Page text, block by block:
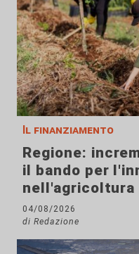
Il finanziamento
Regione:
il bando per
nell'agricoltura
04/08/2026
di Redazione